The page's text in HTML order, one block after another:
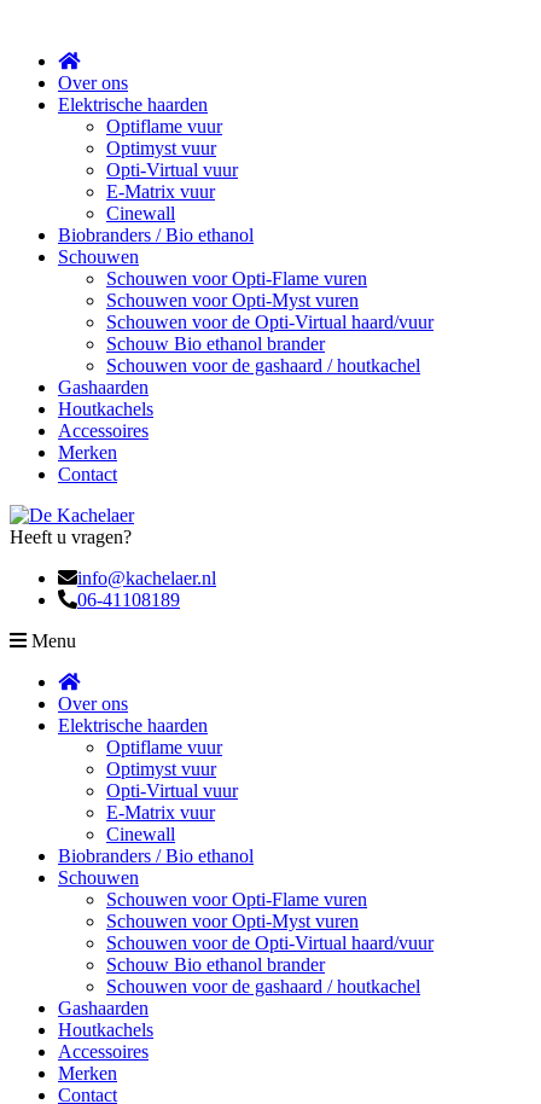
Over ons
Elektrische haarden
Optiflame vuur
Optimyst vuur
Opti-Virtual vuur
E-Matrix vuur
Cinewall
Biobranders / Bio ethanol
Schouwen
Schouwen voor Opti-Flame vuren
Schouwen voor Opti-Myst vuren
Schouwen voor de Opti-Virtual haard/vuur
Schouw Bio ethanol brander
Schouwen voor de gashaard / houtkachel
Gashaarden
Houtkachels
Accessoires
Merken
Contact
Heeft u vragen?
info@kachelaer.nl
06-41108189
Menu
Over ons
Elektrische haarden
Optiflame vuur
Optimyst vuur
Opti-Virtual vuur
E-Matrix vuur
Cinewall
Biobranders / Bio ethanol
Schouwen
Schouwen voor Opti-Flame vuren
Schouwen voor Opti-Myst vuren
Schouwen voor de Opti-Virtual haard/vuur
Schouw Bio ethanol brander
Schouwen voor de gashaard / houtkachel
Gashaarden
Houtkachels
Accessoires
Merken
Contact